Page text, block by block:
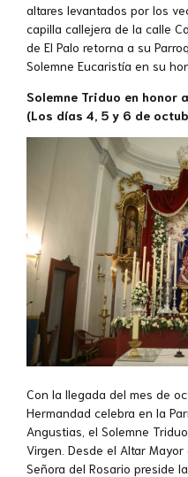
altares levantados por los
capilla callejera de la calle
de El Palo retorna a su
Solemne Eucaristía en su
Solemne Triduo en honor
(Los días 4, 5 y 6 de
Con la llegada del mes de
Hermandad celebra en la
Angustias, el Solemne
Virgen. Desde el Altar
Señora del Rosario preside